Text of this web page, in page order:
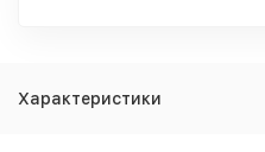
Характеристики